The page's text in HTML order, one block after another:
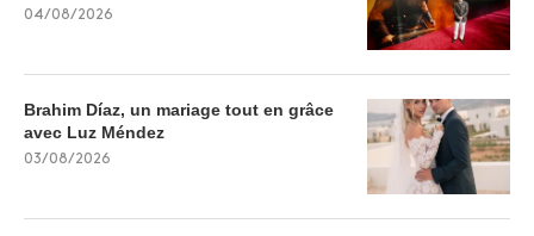
04/08/2026
Brahim Díaz, un mariage tout en grâce
avec Luz Méndez
03/08/2026